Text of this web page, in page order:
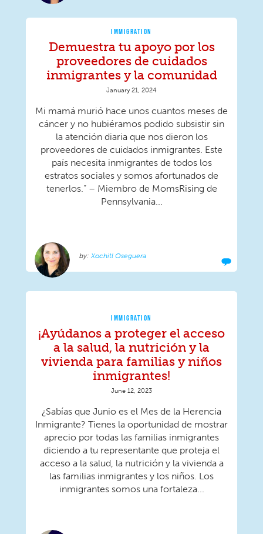
IMMIGRATION
Demuestra tu apoyo por los
proveedores de cuidados
inmigrantes y la comunidad
January 21, 2024
Mi mamá murió hace unos cuantos meses de
cáncer y no hubiéramos podido subsistir sin
la atención diaria que nos dieron los
proveedores de cuidados inmigrantes. Este
país necesita inmigrantes de todos los
estratos sociales y somos afortunados de
tenerlos.” – Miembro de MomsRising de
Pennsylvania...
Xochitl Oseguera
IMMIGRATION
¡Ayúdanos a proteger el acceso
a la salud, la nutrición y la
vivienda para familias y niños
inmigrantes!
June 12, 2023
¿Sabías que Junio ​​es el Mes de la Herencia
Inmigrante? Tienes la oportunidad de mostrar
aprecio por todas las familias inmigrantes
diciendo a tu representante que proteja el
acceso a la salud, la nutrición y la vivienda a
las familias inmigrantes y los niños. Los
inmigrantes somos una fortaleza...